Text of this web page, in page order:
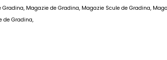
Magazie de Gradina, Magazie Scule de Gradina,
de Gradina,